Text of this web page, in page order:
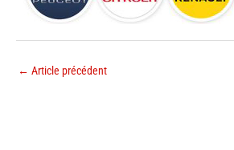
← Article précédent